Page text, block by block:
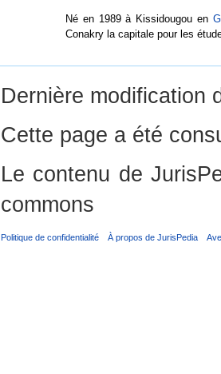
Né en 1989 à Kissidougou en
Conakry la capitale pour les
Dernière modification
Cette page a été
Le contenu de
commons
Politique de confidentialité À propos de JurisPedia